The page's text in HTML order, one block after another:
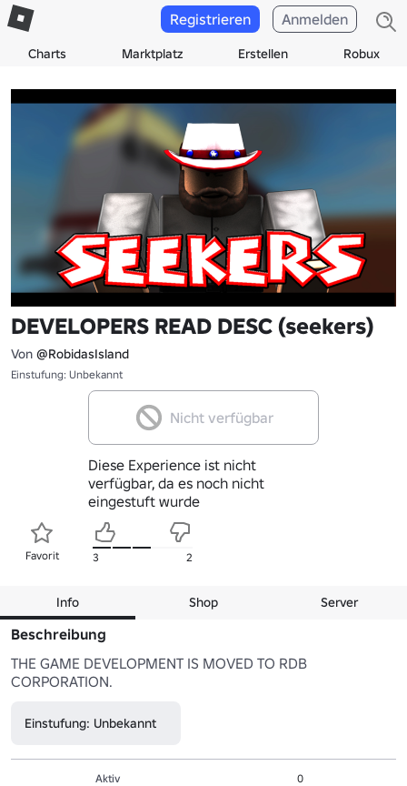
Charts Marktplatz Erstellen Robux
Registrieren Anmelden
DEVELOPERS READ DESC (seekers)
Von @RobidasIsland
Einstufung: Unbekannt
Nicht verfügbar
Diese Experience ist nicht
verfügbar, da es noch nicht
eingestuft wurde
Favorit 3 2
Info Shop Server
Beschreibung
THE GAME DEVELOPMENT IS MOVED TO RDB
CORPORATION.
Einstufung: Unbekannt
Aktiv
0